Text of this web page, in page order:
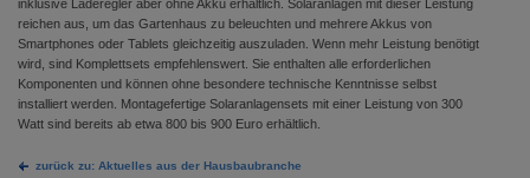
inklusive Laderegler aber ohne Akku erhältlich. Solaranlagen mit dieser Leistung
reichen aus, um das Gartenhaus zu beleuchten und mehrere Akkus von
Smartphones oder Tablets gleichzeitig auszuladen. Wenn mehr Leistung benötigt
wird, sind Komplettsets empfehlenswert. Sie enthalten alle erforderlichen
Komponenten und können ohne besondere technische Kenntnisse selbst
installiert werden. Montagefertige Solaranlagensets mit einer Leistung von 300
Watt sind bereits ab etwa 800 bis 900 Euro erhältlich.
zurück zu: Aktuelles aus der Hausbaubranche